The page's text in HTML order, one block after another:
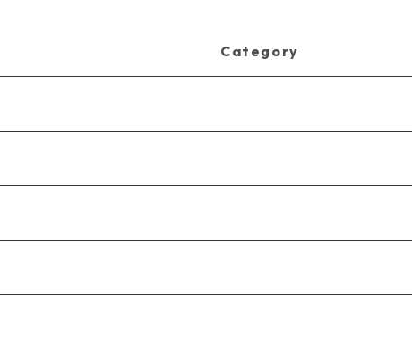
Category